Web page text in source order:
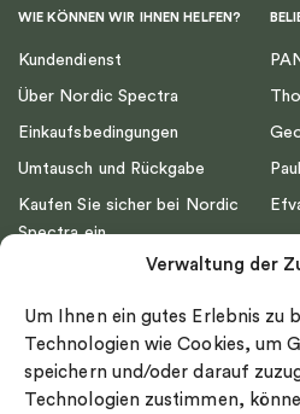
Verwaltung der
Um Ihnen ein gutes Erlebnis zu
Technologien wie Cookies, um
speichern und/oder darauf
Technologien zustimmen,
WIE KÖNNEN WIR IHNEN HELFEN?
Kundendienst
Über Nordic Spectra
Einkaufsbedingungen
Umtausch und Rückgabe
Kaufen Sie sicher bei Nordic
Spectra ein
Impressum
Ringgröße
Widerrufsrecht